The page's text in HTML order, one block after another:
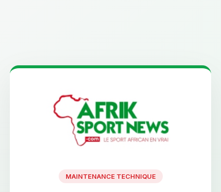
MAINTENANCE TECHNIQUE